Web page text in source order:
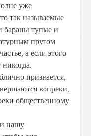
уже
так называемые
бараны тупые и
прутом
а если этого
никогда.
признается,
вопреки,
общественному
нашу